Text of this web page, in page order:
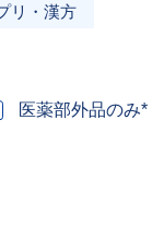
リ・漢方
医薬部外品のみ*